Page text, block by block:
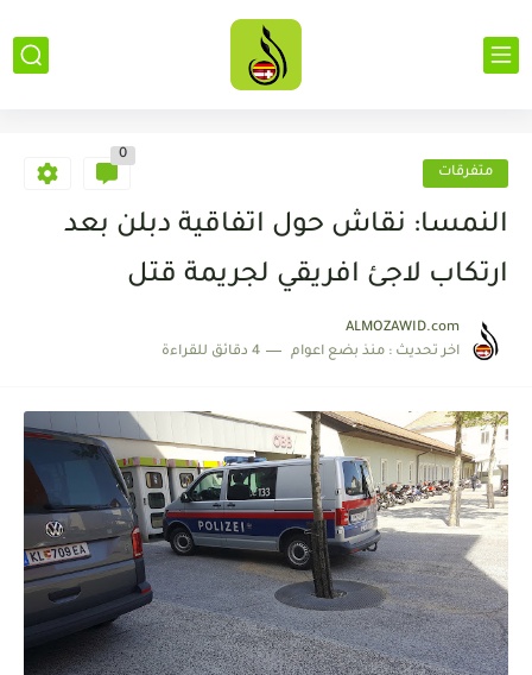
متفرقات
0
النمسا: نقاش حول اتفاقية دبلن بعد
ارتكاب لاجئ افريقي لجريمة قتل
ALMOZAWID.com
اخر تحديث : منذ بضع اعوام 4 دقائق للقراءة